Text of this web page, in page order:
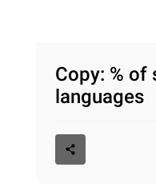
Copy: %
languages